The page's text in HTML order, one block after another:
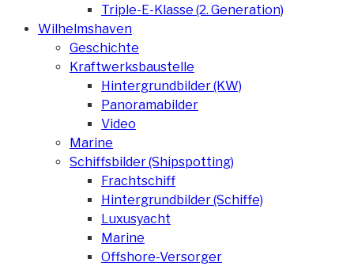
Triple-E-Klasse (2. Generation)
Wilhelmshaven
Geschichte
Kraftwerksbaustelle
Hintergrundbilder (KW)
Panoramabilder
Video
Marine
Schiffsbilder (Shipspotting)
Frachtschiff
Hintergrundbilder (Schiffe)
Luxusyacht
Marine
Offshore-Versorger